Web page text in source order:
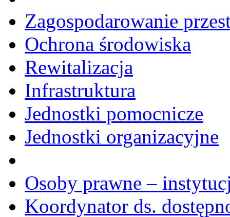
Zagospodarowanie
Ochrona środowiska
Rewitalizacja
Infrastruktura
Jednostki pomocnicze
Jednostki organizacyjne
Osoby prawne –
Koordynator ds.